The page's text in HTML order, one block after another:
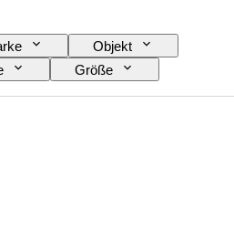
Objekt
Größe
Schuhgröße